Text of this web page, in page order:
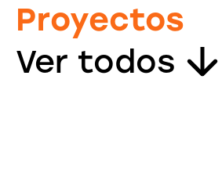
Proyectos
Ver todos